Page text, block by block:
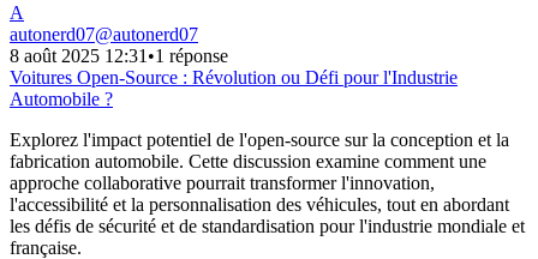
A
autonerd07@autonerd07
8 août 2025 12:31 •1 réponse
Voitures Open-Source : Révolution ou Défi pour l'Industrie
Automobile ?
Explorez l'impact potentiel de l'open-source sur la conception et la
fabrication automobile. Cette discussion examine comment une
approche collaborative pourrait transformer l'innovation,
l'accessibilité et la personnalisation des véhicules, tout en abordant
les défis de sécurité et de standardisation pour l'industrie mondiale et
française.